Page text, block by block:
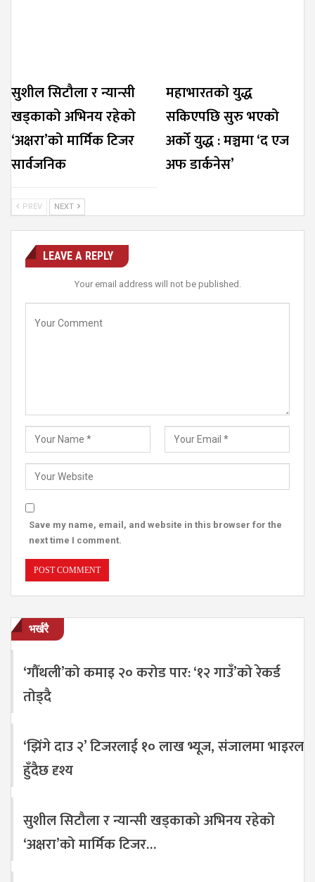
सुशील सिटौला र न्यान्सी
खड्काको अभिनय रहेको
‘अक्षरा’को मार्मिक टिजर
सार्वजनिक
महाभारतको युद्ध
सकिएपछि सुरु भएको
अर्को युद्ध : मञ्चमा ‘द एज
अफ डार्कनेस’
PREV NEXT
LEAVE A REPLY
Your email address will not be published.
Save my name, email, and website in this browser for the
next time I comment.
भर्खरै
‘गौँथली’को कमाइ २० करोड पार: ‘१२ गाउँ’को रेकर्ड
तोड्दै
‘झिंगे दाउ २’ टिजरलाई १० लाख भ्यूज, संजालमा भाइरल
हुँदैछ दृश्य
सुशील सिटौला र न्यान्सी खड्काको अभिनय रहेको
‘अक्षरा’को मार्मिक टिजर…